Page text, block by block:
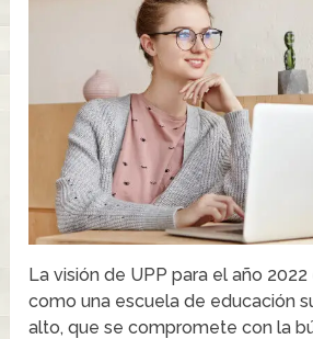
La visión de UPP para el año
como una escuela de educación
alto, que se compromete con la